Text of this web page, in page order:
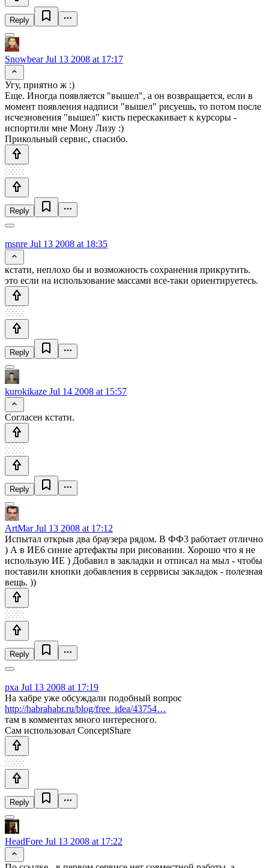
Reply
SnowbearJul 13 2008 at 17:17
Угу, приятно ж :)
Еще. Иногда появляется "вышел", а он возвращается, если в
момент появления надписи "вышел" рисуешь, то потом после
исчезновения "вышел" кисть перескакивает к курсоры -
испортили мне Мону Лизу :)
Прикольный сервис, спасибо.
Reply
msnre Jul 13 2008 at 18:35
кстати, неплохо бы и возможность сохранения прикрутить.
это если на использование массами все-таки ориентируетесь.
Reply
kurokikaze Jul 14 2008 at 15:57
Согласен кстати.
Reply
ArtMarJul 13 2008 at 17:12
Испытал открыв два браузера рядом. В ФФ3 работает отлично
) А в ИЕ6 синие артефакты при рисовании. Хорошо что я не
использую ИЕ ) Добавил в закладки и отписал на мыл - чтобы
поставили кнопки добавления в серрвисы закладок - полезная
вещь. ))
Reply
pxa Jul 13 2008 at 17:19
На хабре уже обсуждали подобный вопрос
http://habrahabr.ru/blog/free_idea/43754…
там в комментах много интересного.
Сам использовал ConceptShare
Reply
HeadFore Jul 13 2008 at 17:22